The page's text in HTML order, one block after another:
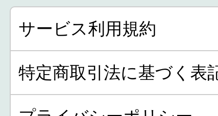
サービス利用規約
特定商取引法に基づく表